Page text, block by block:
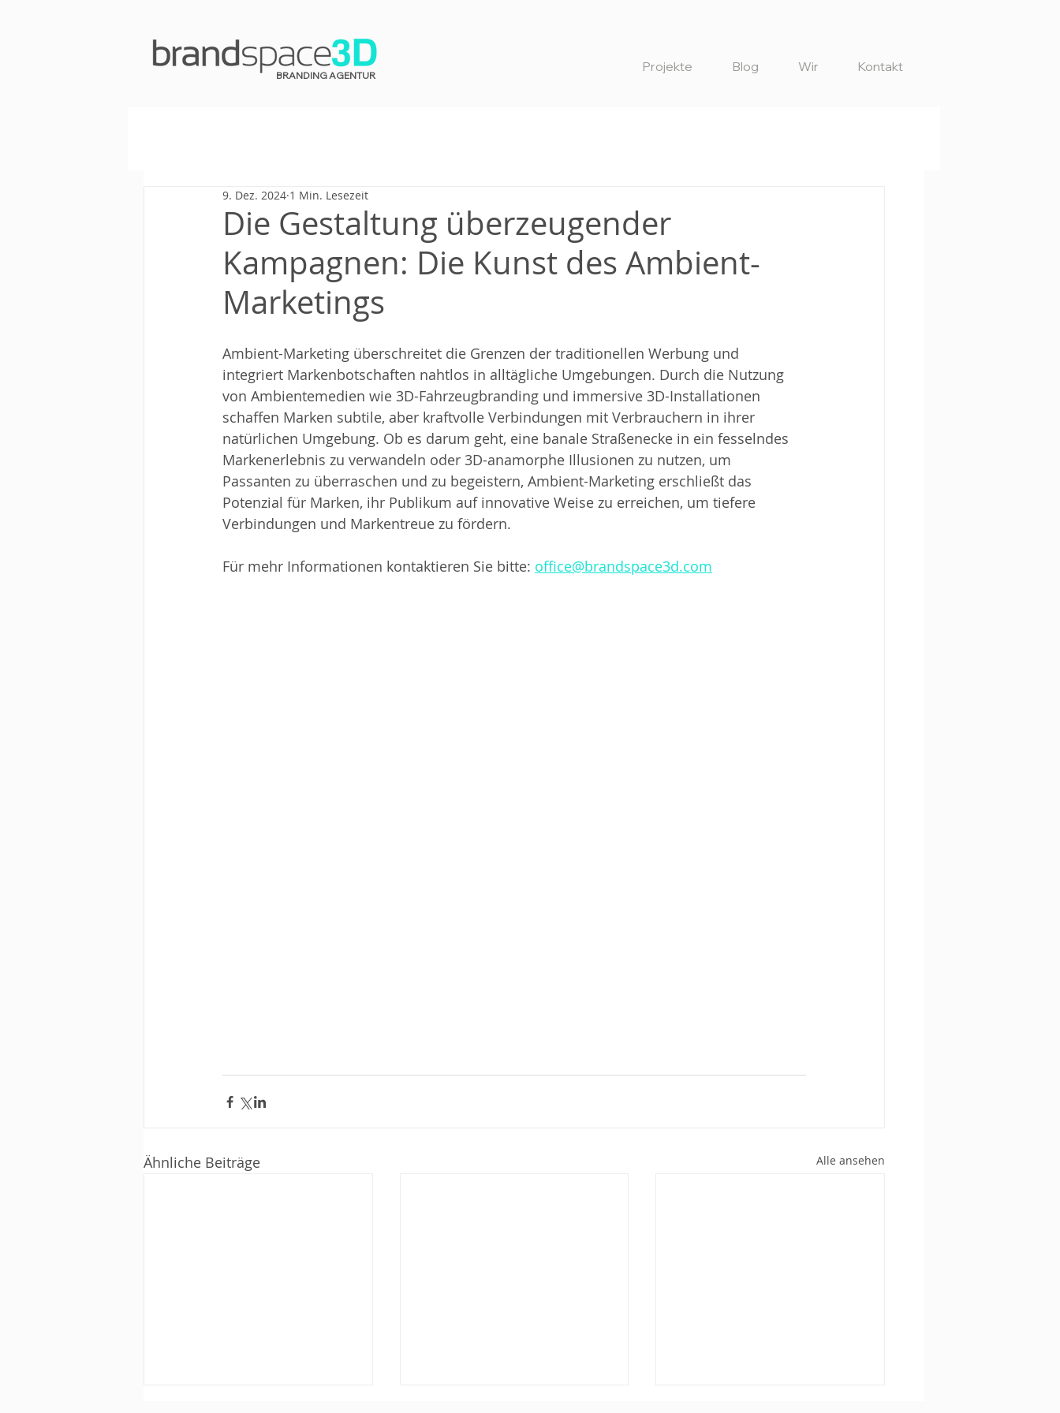
BRANDING AGENTUR
Projekte Blog Wir Kontakt
Die Gestaltung überzeugender
Kampagnen: Die Kunst des Ambient-
Marketings
9. Dez. 2024 1 Min. Lesezeit
Ambient-Marketing überschreitet die Grenzen der traditionellen Werbung und
integriert Markenbotschaften nahtlos in alltägliche Umgebungen. Durch die Nutzung
von Ambientemedien wie 3D-Fahrzeugbranding und immersive 3D-Installationen
schaffen Marken subtile, aber kraftvolle Verbindungen mit Verbrauchern in ihrer
natürlichen Umgebung. Ob es darum geht, eine banale Straßenecke in ein fesselndes
Markenerlebnis zu verwandeln oder 3D-anamorphe Illusionen zu nutzen, um
Passanten zu überraschen und zu begeistern, Ambient-Marketing erschließt das
Potenzial für Marken, ihr Publikum auf innovative Weise zu erreichen, um tiefere
Verbindungen und Markentreue zu fördern.
Für mehr Informationen kontaktieren Sie bitte: office@brandspace3d.com
Ähnliche Beiträge Alle ansehen